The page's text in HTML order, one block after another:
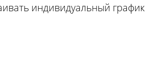
индивидуальный график